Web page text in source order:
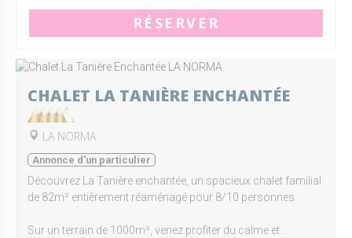
RÉSERVER
CHALET LA TANIÈRE ENCHANTÉE
LA NORMA
Annonce d'un particulier
Découvrez La Tanière enchantée, un spacieux chalet familial
de 82m² entièrement réaménagé pour 8/10 personnes.
Sur un terrain de 1000m², venez profiter du calme et ...